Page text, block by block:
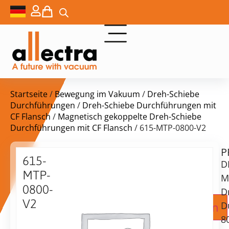
Startseite/ Bewegung im Vakuum / Dreh-Schiebe
Durchführungen / Dreh-Schiebe Durchführungen mit
CF Flansch / Magnetisch gekoppelte Dreh-Schiebe
Durchführungen mit CF Flansch / 615-MTP-0800-V2
615-
MTP-
0800-
V2
auf
Anfrage
Zur Angebotsanfrage hinzufügen